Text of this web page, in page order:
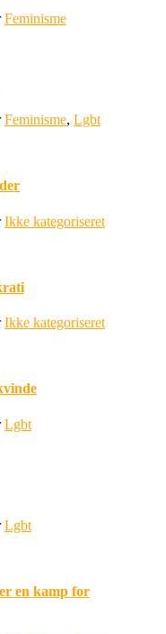
Feminisme
Feminisme, Lgbt
Ikke kategoriseret
Ikke kategoriseret
Lgbt
Lgbt
en kamp for